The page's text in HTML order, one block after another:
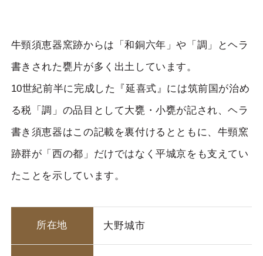
所在地 大野城市
牛頸須恵器窯跡からは「和銅六年」や「調」とヘラ
書きされた甕片が多く出土しています。
10世紀前半に完成した『延喜式』には筑前国が治め
る税「調」の品目として大甕・小甕が記され、ヘラ
書き須恵器はこの記載を裏付けるとともに、牛頸窯
跡群が「西の都」だけではなく平城京をも支えてい
たことを示しています。